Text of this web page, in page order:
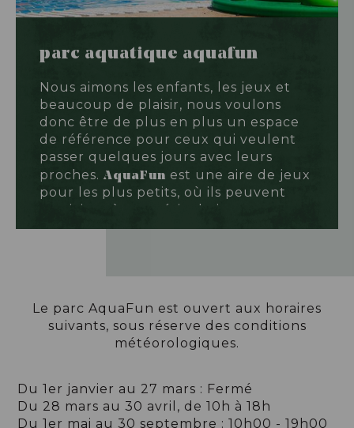
parc aquatique aquafun
Nous aimons les enfants, les jeux et
beaucoup de plaisir, nous voulons
donc être de plus en plus un espace
de référence pour ceux qui veulent
passer quelques jours avec leurs
proches. AquaFun est une aire de jeux
pour les plus petits, où ils peuvent
participer à une série de jeux
aquatiques amusants.
Le parc AquaFun est ouvert aux horaires
suivants, sous réserve des conditions
météorologiques.
Du 1er janvier au 27 mars : Fermé
Du 28 mars au 30 avril, de 10h à 18h
Du 1er mai au 30 septembre : 10h00 - 19h00